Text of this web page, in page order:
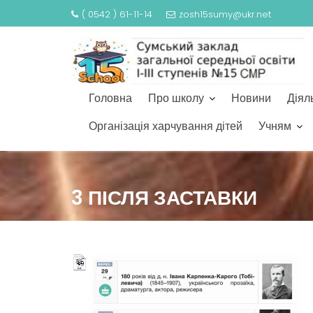
S
p
( 0542 ) 61-11-14 zosh15sumy@ukr.net
Головна Про школу Новини
Організація харчування дітей
Учням
3 ПІСЛЯ ЗАСТАВКИ